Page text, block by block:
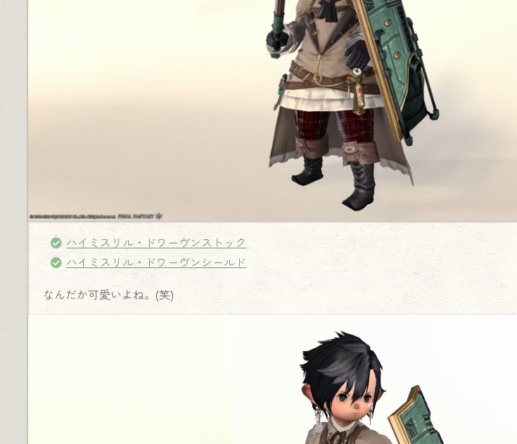
ハイミスリル・ドワーヴンストック
ハイミスリル・ドワーヴンシールド
なんだか可愛いよね。(笑)